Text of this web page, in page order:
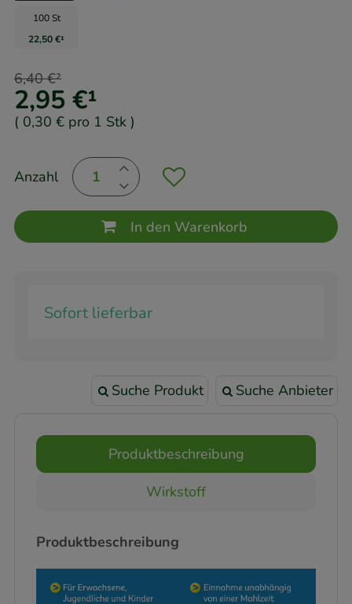
100 St
22,50 €¹
2,95 €¹
6,40 €²
( 0,30 € pro 1 Stk )
Anzahl
In den Warenkorb
Sofort lieferbar
Suche Produkt Suche Anbieter
Produktbeschreibung
Wirkstoff
Produktbeschreibung